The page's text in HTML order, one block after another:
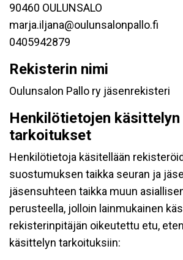
90460 OULUNSALO
marja.iljana@oulunsalonpallo.fi
0405942879
Rekisterin nimi
Oulunsalon Pallo ry jäsenrekisteri
Henkilötietojen käsittelyn
tarkoitukset
Henkilötietoja käsitellään
suostumuksen taikka seuran ja
jäsensuhteen taikka muun
perusteella, jolloin lainmukainen
rekisterinpitäjän oikeutettu etu,
käsittelyn tarkoituksiin: